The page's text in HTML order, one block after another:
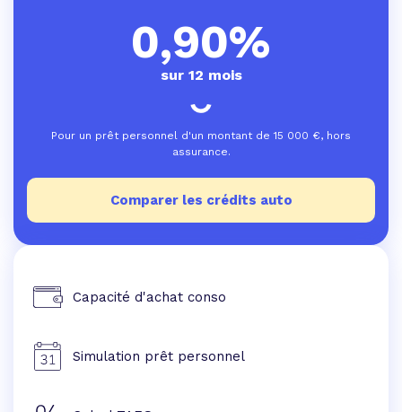
0,90%
sur 12 mois
Pour un prêt personnel d'un montant de 15 000 €, hors
assurance.
Comparer les crédits auto
Capacité d'achat conso
Simulation prêt personnel